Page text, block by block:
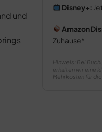
und
Disney+:
Amazon
Zuhause
Hinweis: Bei
erhalten wir eine
Mehrkosten für